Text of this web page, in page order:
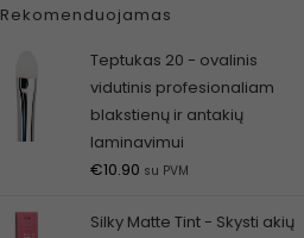
Rekomenduojamas
Teptukas 20 - ovalinis
vidutinis profesionaliam
blakstienų ir antakių
laminavimui
€10.90 su PVM
Silky Matte Tint - Skysti akių